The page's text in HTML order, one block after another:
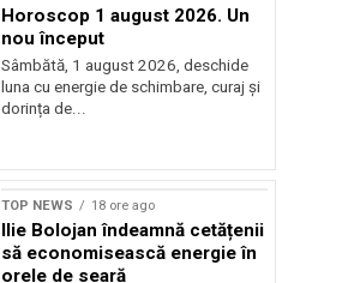
Horoscop 1 august 2026. Un
nou început
Sâmbătă, 1 august 2026, deschide
luna cu energie de schimbare, curaj și
dorința de...
TOP NEWS 18 ore ago
Ilie Bolojan îndeamnă cetățenii
să economisească energie în
orele de seară